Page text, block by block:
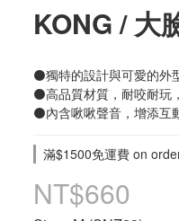
KONG / 大
⚫獨特的設計與可愛的外
⚫高品質材質，耐咬耐玩
⚫內含啾啾聲音，增添互
滿$1500免運費 on
NT$660